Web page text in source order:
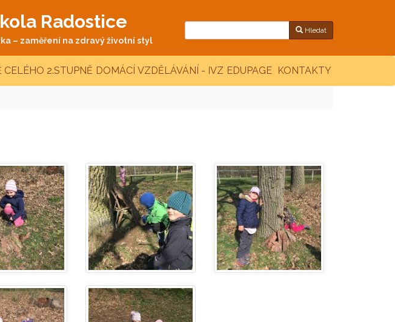
Radostice
– zaměření na zdravý životní styl
Hledat
2.STUPNĚ DOMÁCÍ VZDĚLÁVÁNÍ - IVZ EDUPAGE KONTAKTY